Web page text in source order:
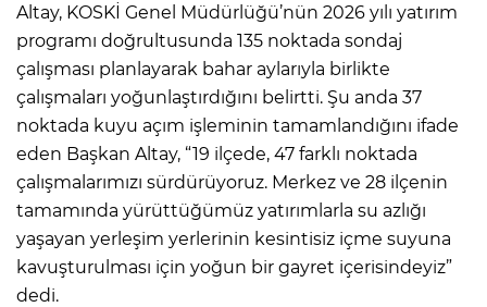
Altay, KOSKİ Genel Müdürlüğü’nün 2026 yılı yatırım
programı doğrultusunda 135 noktada sondaj
çalışması planlayarak bahar aylarıyla birlikte
çalışmaları yoğunlaştırdığını belirtti. Şu anda 37
noktada kuyu açım işleminin tamamlandığını ifade
eden Başkan Altay, “19 ilçede, 47 farklı noktada
çalışmalarımızı sürdürüyoruz. Merkez ve 28 ilçenin
tamamında yürüttüğümüz yatırımlarla su azlığı
yaşayan yerleşim yerlerinin kesintisiz içme suyuna
kavuşturulması için yoğun bir gayret içerisindeyiz”
dedi.